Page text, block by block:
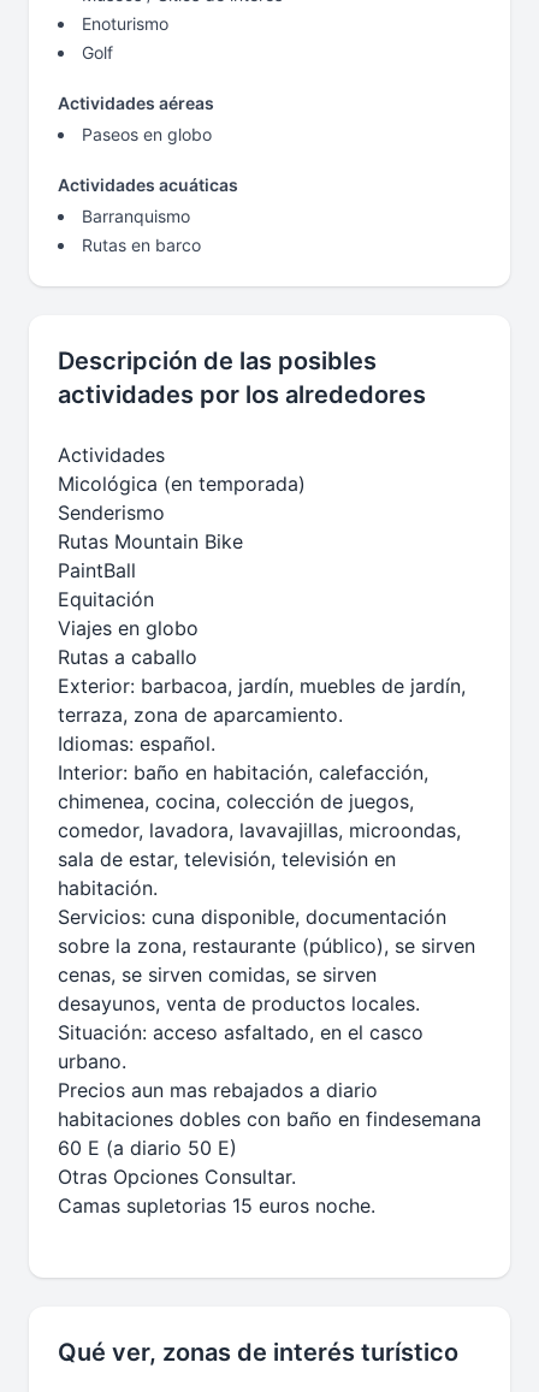
Enoturismo
Golf
Actividades aéreas
Paseos en globo
Actividades acuáticas
Barranquismo
Rutas en barco
Descripción de las posibles
actividades por los alrededores
Actividades
Micológica (en temporada)
Senderismo
Rutas Mountain Bike
PaintBall
Equitación
Viajes en globo
Rutas a caballo
Exterior: barbacoa, jardín, muebles de jardín,
terraza, zona de aparcamiento.
Idiomas: español.
Interior: baño en habitación, calefacción,
chimenea, cocina, colección de juegos,
comedor, lavadora, lavavajillas, microondas,
sala de estar, televisión, televisión en
habitación.
Servicios: cuna disponible, documentación
sobre la zona, restaurante (público), se sirven
cenas, se sirven comidas, se sirven
desayunos, venta de productos locales.
Situación: acceso asfaltado, en el casco
urbano.
Precios aun mas rebajados a diario
habitaciones dobles con baño en findesemana
60 E (a diario 50 E)
Otras Opciones Consultar.
Camas supletorias 15 euros noche.
Qué ver, zonas de interés turístico